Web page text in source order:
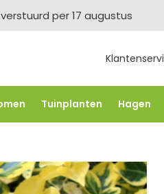
per 17 augustus
Tuinplanten Hagen
-FLOWBO250 -5% vanaf